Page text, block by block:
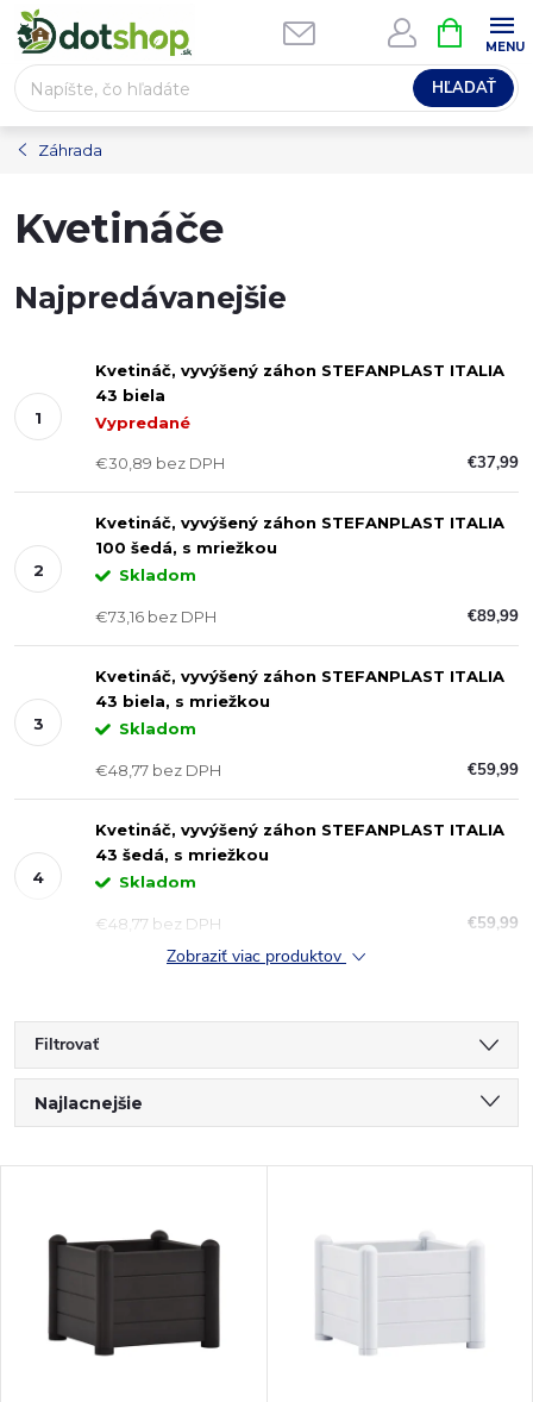
Prejsť
na
obsah
HĽADAŤ
KOŠÍK
Záhrada
Kvetináče
Najpredávanejšie
Kvetináč, vyvýšený záhon STEFANPLAST ITALIA
43 biela
Vypredané
€37,99
€30,89 bez DPH
Kvetináč, vyvýšený záhon STEFANPLAST ITALIA
100 šedá, s mriežkou
Skladom
€89,99
€73,16 bez DPH
Kvetináč, vyvýšený záhon STEFANPLAST ITALIA
43 biela, s mriežkou
Skladom
€59,99
€48,77 bez DPH
Kvetináč, vyvýšený záhon STEFANPLAST ITALIA
43 šedá, s mriežkou
Skladom
€59,99
€48,77 bez DPH
Zobraziť viac produktov
Filtrovať
R
a
Najlacnejšie
Abecedne